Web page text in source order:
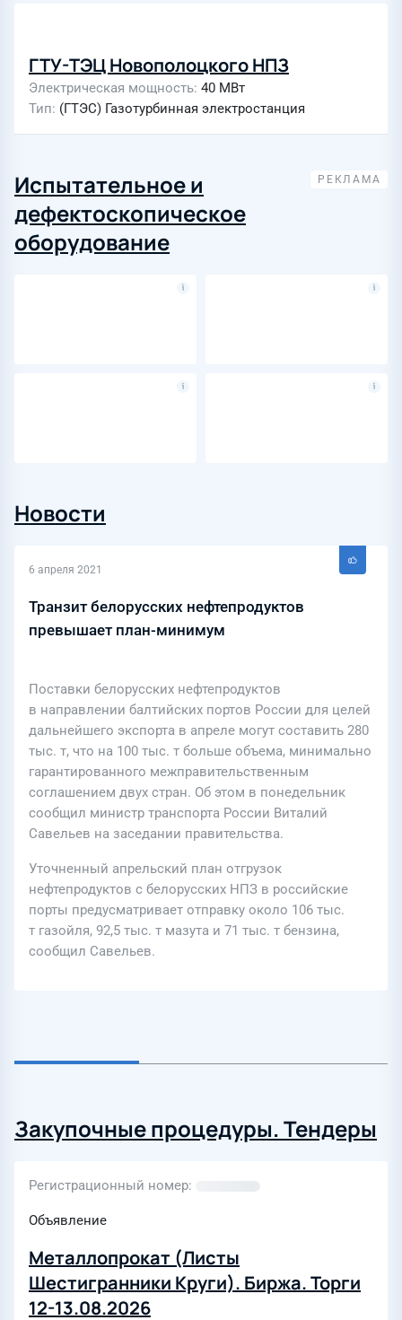
ГТУ-ТЭЦ Новополоцкого НПЗ
Электрическая мощность 40 МВт
Тип (ГТЭС) Газотурбинная электростанция
Испытательное и
дефектоскопическое
оборудование
Новости
6 апреля 2021
Транзит белорусских нефтепродуктов
превышает план-минимум
Поставки белорусских нефтепродуктов
в направлении балтийских портов России для целей
дальнейшего экспорта в апреле могут составить 280
тыс. т, что на 100 тыс. т больше объема, минимально
гарантированного межправительственным
соглашением двух стран. Об этом в понедельник
сообщил министр транспорта России Виталий
Савельев на заседании правительства.
Уточненный апрельский план отгрузок
нефтепродуктов с белорусских НПЗ в российские
порты предусматривает отправку около 106 тыс.
т газойля, 92,5 тыс. т мазута и 71 тыс. т бензина,
сообщил Савельев.
Закупочные процедуры. Тендеры
Регистрационный номер
Объявление
Металлопрокат (Листы
Шестигранники Круги). Биржа. Торги
12-13.08.2026